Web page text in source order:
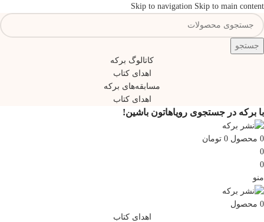
Skip to navigation Skip to main content
جستجو
کاتالوگ برکه
اهدای کتاب
مسابقه‌های برکه
اهدای کتاب
با برکه در جستجوی رویاهاتون باشین!
0 محصول 0 تومان
0
0
منو
0 محصول
اهدای کتاب